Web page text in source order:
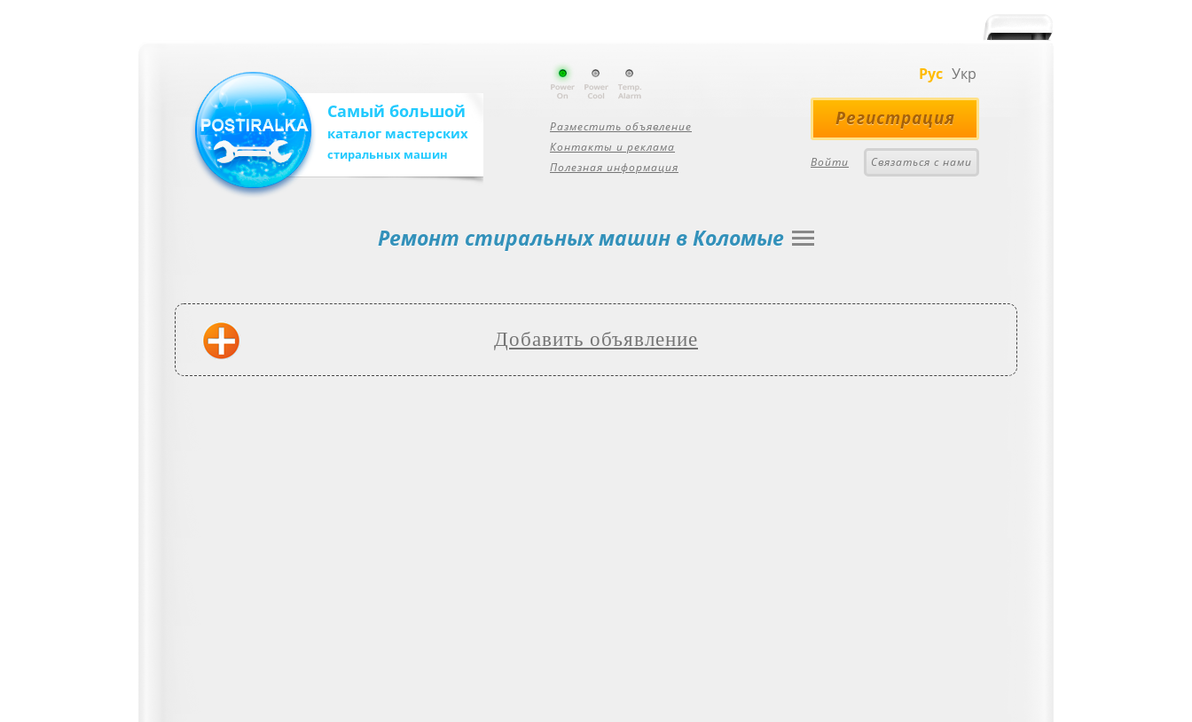
Самый большой
каталог мастерских
стиральных машин
Разместить объявление
Контакты и реклама
Полезная информация
Рус Укр
Регистрация
Войти Связаться с нами
Ремонт стиральных машин в Коломые
Добавить объявление